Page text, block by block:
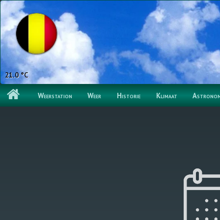
58.0 %
Weerstation Weer Historie Klimaat